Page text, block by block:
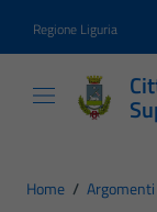
Regione Liguria
Home / Argomenti